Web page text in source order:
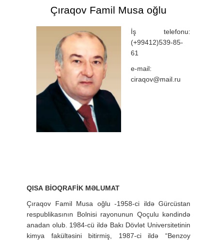
Çıraqov Famil Musa oğlu
İş telefonu:
(+99412)539-85-
61
e-mail:
ciraqov@mail.ru
QISA BİOQRAFİK MƏLUMAT
Çıraqov Famil Musa oğlu -1958-ci ildə Gürcüstan
respublikasının Bolnisi rayonunun Qoçulu kəndində
anadan olub. 1984-cü ildə Bakı Dövlət Universitetinin
kimya fakültəsini bitirmiş, 1987-ci ildə “Benzoy